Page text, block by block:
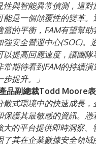
性與智能異常偵測，這對
能是一個顛覆性的變革。
當的平衡，FAM有望幫
強安全營運中心(SOC)。
以提高回應速度，讓團隊
常期待看到FAM的持續
提升。」
品副總裁Todd Moore表
散式環境中的快速成長，
護其最敏感的資訊。憑
大的平台提供即時洞察、
了其在企業數據安全領域